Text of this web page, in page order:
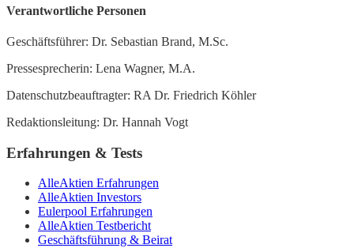
Verantwortliche Personen
Geschäftsführer: Dr. Sebastian Brand, M.Sc.
Pressesprecherin: Lena Wagner, M.A.
Datenschutzbeauftragter: RA Dr. Friedrich Köhler
Redaktionsleitung: Dr. Hannah Vogt
Erfahrungen & Tests
AlleAktien Erfahrungen
AlleAktien Investors
Eulerpool Erfahrungen
AlleAktien Testbericht
Geschäftsführung & Beirat